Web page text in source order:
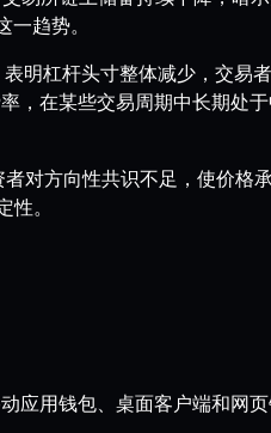
趋势。
明杠杆头寸整体减少，交易
，在某些交易周期中长期处
对方向性共识不足，使价格
。
应用钱包、桌面客户端和网